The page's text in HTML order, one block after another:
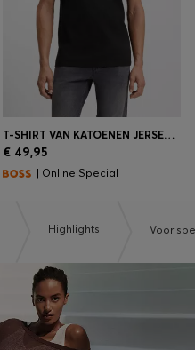
T-SHIRT VAN KATOENEN JERSEY MET LOGODETAIL
€ 49,95
| Online Special
Highlights Voor